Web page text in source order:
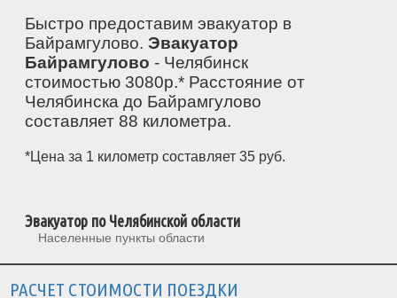
Быстро предоставим эвакуатор в
Байрамгулово.Эвакуатор
Байрамгулово - Челябинск
стоимостью 3080р.* Расстояние от
Челябинска до Байрамгулово
составляет 88 километра.
*Цена за 1 километр составляет 35 руб.
Эвакуатор по Челябинской области
Населенные пункты области
РАСЧЕТ СТОИМОСТИ ПОЕЗДКИ